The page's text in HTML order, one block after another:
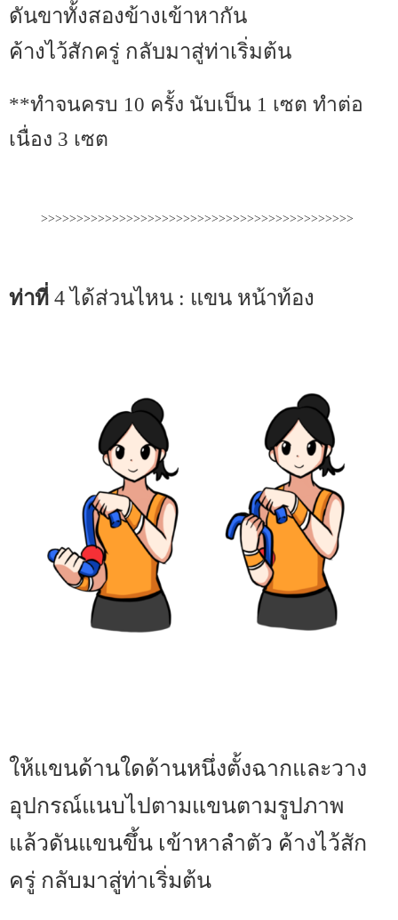
ดันขาทั้งสองข้างเข้าหากัน
ค้างไว้สักครู่ กลับมาสู่ท่าเริ่มต้น
**ทำจนครบ 10 ครั้ง นับเป็น 1 เซต ทำต่อ
เนื่อง 3 เซต
>>>>>>>>>>>>>>>>>>>>>>>>>>>>>>>>>>>>>>>>>>>>
ท่าที่ 4 ได้ส่วนไหน : แขน หน้าท้อง
ให้แขนด้านใดด้านหนึ่งตั้งฉากและวาง
อุปกรณ์แนบไปตามแขนตามรูปภาพ
แล้วดันแขนขึ้น เข้าหาลำตัว ค้างไว้สัก
ครู่ กลับมาสู่ท่าเริ่มต้น